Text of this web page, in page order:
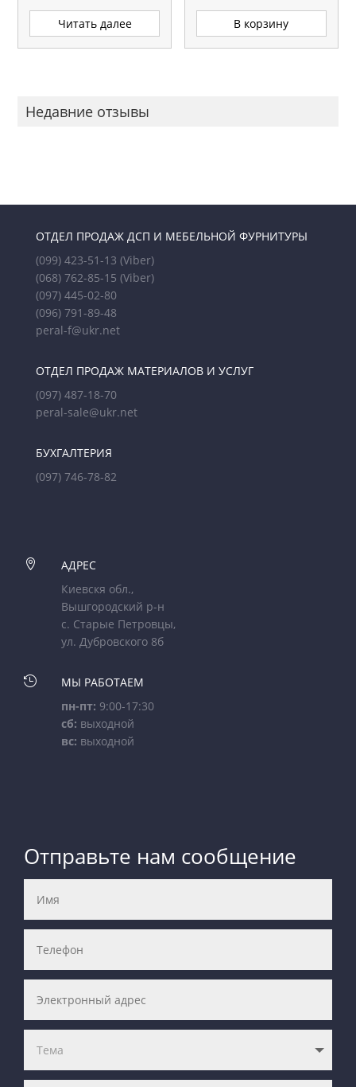
Читать далее В корзину
Недавние отзывы
ОТДЕЛ ПРОДАЖ ДСП И МЕБЕЛЬНОЙ ФУРНИТУРЫ
(099) 423-51-13 (Viber)
(068) 762-85-15 (Viber)
(097) 445-02-80
(096) 791-89-48
peral-f@ukr.net
ОТДЕЛ ПРОДАЖ МАТЕРИАЛОВ И УСЛУГ
(097) 487-18-70
peral-sale@ukr.net
БУХГАЛТЕРИЯ
(097) 746-78-82

АДРЕС
Киевскя обл.,
Вышгородский р-н
с. Старые Петровцы,
ул. Дубровского 8б

МЫ РАБОТАЕМ
пн-пт: 9:00-17:30
сб: выходной
вс: выходной
Отправьте нам сообщение